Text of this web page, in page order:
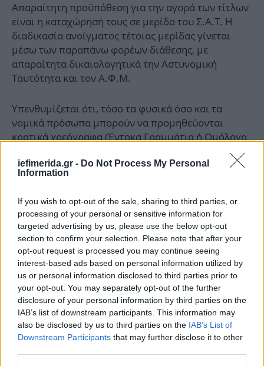
iefimerida.gr - Do Not Process My Personal
Information
If you wish to opt-out of the sale, sharing to third parties, or
processing of your personal or sensitive information for
targeted advertising by us, please use the below opt-out
section to confirm your selection. Please note that after your
opt-out request is processed you may continue seeing
interest-based ads based on personal information utilized by
us or personal information disclosed to third parties prior to
your opt-out. You may separately opt-out of the further
disclosure of your personal information by third parties on the
IAB’s list of downstream participants. This information may
also be disclosed by us to third parties on the IAB’s List of
Downstream Participants that may further disclose it to other
Απαραίτητη προϋπόθεση για την αγορά των τίτλων
είναι η καταχώρησή τους σε μερίδα του Σ.Α.Τ. Η
διαδικασία ανοίγματος τέτοιας μερίδας γίνεται
μέσω των παραπάνω φορέων διάθεσης, με
απαραίτητα δικαιολογητικά την Αστυνομική
Ταυτότητα και τον Α.Φ.Μ.
Υπενθυμίζεται ότι, τόσο τα φυσικά όσο και τα
νομικά πρόσωπα μπορούν να προμηθεύονται
κρατικά χρεόγραφα (Έντοκα Γραμμάτια ή Ομόλογα
του Ελληνικού Δημοσίου) μέσω των Τραπεζών και
των Χρηματιστηριακών Εταιριών, σύμφωνα με τις
υφιστάμενες συνήθεις διαδικασίες.
ΟΛΕΣ ΟΙ ΕΙΔΗΣΕΙΣ
Πανελλήνιες 2026: Βατά τα θέματα στη Νεοελληνική
Γλώσσα, μικρές δυσκολίες στην Έκθεση -Δείτε απαντήσεις
και σχόλια
Live από τα Χανιά το συνέδριο του powergame και του
Economist: «Επενδύοντας στην Αλλαγή: Πώς
μεταμορφώνεται η Κρήτη»
Βόλος: Τραγωδία με 47χρονο πατέρα -Είχε άγχος για το
παιδί του που έδινε πανελλαδικές